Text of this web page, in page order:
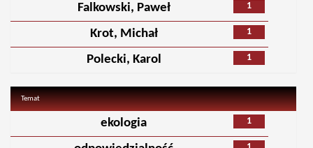
1
Falkowski, Paweł
1
Krot, Michał
1
Polecki, Karol
Temat
1
ekologia